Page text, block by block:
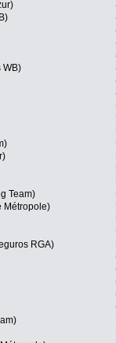
WB)
Team)
Métropole)
RGA)